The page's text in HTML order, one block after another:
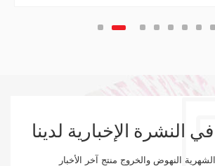
النشرة الإخبارية لدينا